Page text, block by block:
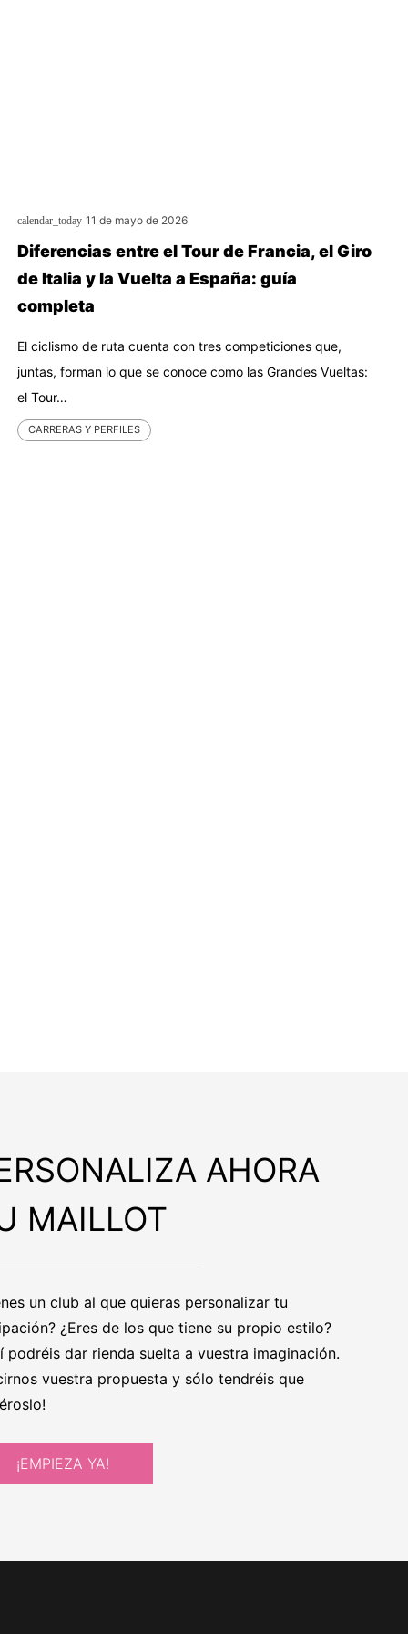
calendar_today 11 de mayo de 2026
Diferencias entre el Tour de Francia, el Giro
de Italia y la Vuelta a España: guía
completa
El ciclismo de ruta cuenta con tres competiciones que,
juntas, forman lo que se conoce como las Grandes Vueltas:
el Tour…
CARRERAS Y PERFILES
AHORA
MAILLOT
un club al que quieras personalizar tu
¿Eres de los que tiene su propio estilo?
podréis dar rienda suelta a vuestra imaginación.
vuestra propuesta y sólo tendréis que
¡EMPIEZA YA!